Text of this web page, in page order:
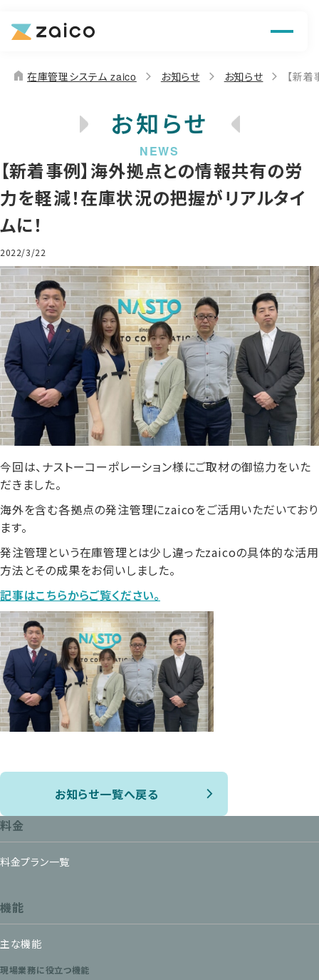
機能
お役立ち情報
home 在庫管理システム zaico お知らせ お知らせ 【新
お知らせ
【新着事例】海外拠点との情報共有の労
力を軽減！在庫状況の把握がリアルタイ
ムに！
2022/3/22
今回は、ナストーコーポレーション様にご取材の御協力をいた
だきました。
海外を含む各拠点の発注管理にzaicoをご活用いただいており
ます。
発注管理という在庫管理とは少し違ったzaicoの具体的な活用
方法とその成果をお伺いしました。
記事はこちらからご覧ください。
お知らせ一覧へ戻る
料金
料金プラン一覧
機能
主な機能
現場業務に役立つ機能